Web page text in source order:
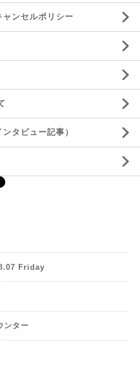
ンセルポリシー
タビュー記事）
Friday
ンター